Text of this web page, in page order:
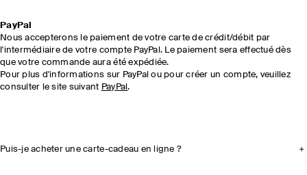
PayPal
Nous accepterons le paiement de votre carte de crédit/débit par
l'intermédiaire de votre compte PayPal. Le paiement sera effectué dès
que votre commande aura été expédiée.
Pour plus d'informations sur PayPal ou pour créer un compte, veuillez
consulter le site suivant PayPal.
Puis-je acheter une carte-cadeau en ligne ?